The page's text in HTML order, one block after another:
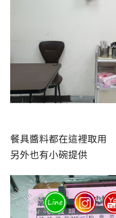
餐具醬料都在這裡取用
另外也有小碗提供